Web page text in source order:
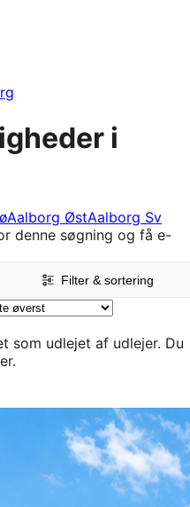
i
Aalborg ØstAalborg Sv
denne søgning og få e-
Filter & sortering
som udlejet af udlejer. Du